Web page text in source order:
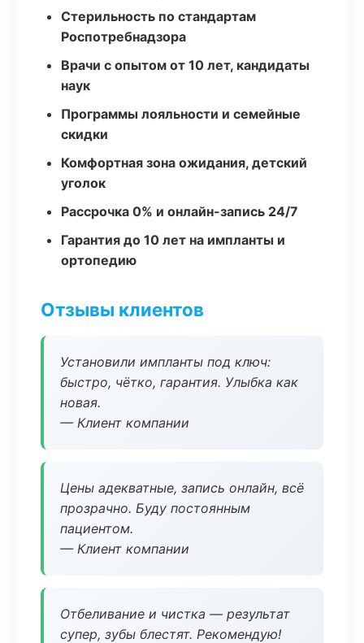
Стерильность по стандартам
Роспотребнадзора
Врачи с опытом от 10 лет, кандидаты
наук
Программы лояльности и семейные
скидки
Комфортная зона ожидания, детский
уголок
Рассрочка 0% и онлайн-запись 24/7
Гарантия до 10 лет на импланты и
ортопедию
Отзывы клиентов
Установили импланты под ключ:
быстро, чётко, гарантия. Улыбка как
новая.
— Клиент компании
Цены адекватные, запись онлайн, всё
прозрачно. Буду постоянным
пациентом.
— Клиент компании
Отбеливание и чистка — результат
супер, зубы блестят. Рекомендую!